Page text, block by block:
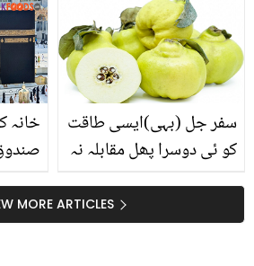
روزانہ انڈے کا استعمال
صحیح ہے؟؟ جانیں
خانہ
سفر جل (بہی)ایسی طاقت
کو ئی دوسرا پھل مقابلہ نہ
جسم کو توانا بنائیںMORE ARTICLES